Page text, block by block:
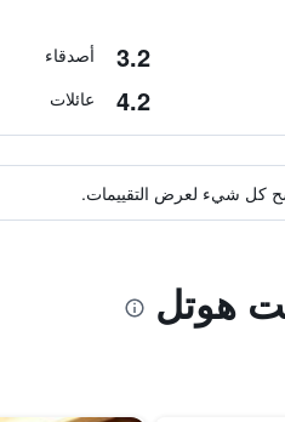
3.2 أصدقاء
4.2 عائلات
كل شيء لعرض التقييمات.
هوتل